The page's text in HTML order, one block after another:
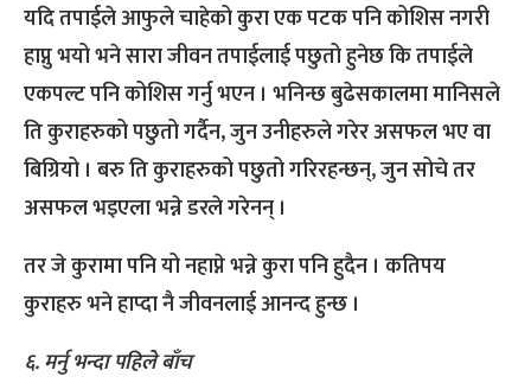
यदि तपाईले आफुले चाहेको कुरा एक पटक पनि कोशिस नगरी
हाप्नु भयो भने सारा जीवन तपाईलाई पछुतो हुनेछ कि तपाईले
एकपल्ट पनि कोशिस गर्नु भएन । भनिन्छ बुढेसकालमा मानिसले
ति कुराहरुको पछुतो गर्दैन, जुन उनीहरुले गरेर असफल भए वा
बिग्रियो । बरु ति कुराहरुको पछुतो गरिरहन्छन्, जुन सोचे तर
असफल भइएला भन्ने डरले गरेनन् ।
तर जे कुरामा पनि यो नहाप्ने भन्ने कुरा पनि हुदैन । कतिपय
कुराहरु भने हाप्दा नै जीवनलाई आनन्द हुन्छ ।
६. मर्नु भन्दा पहिले बाँच